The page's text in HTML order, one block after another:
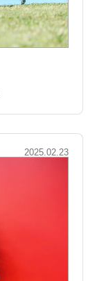
2025.02.23